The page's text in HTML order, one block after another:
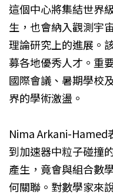
這個中心將集結世界
生，也會納入觀測宇
理論研究上的進展。
募各地優秀人才。重
國際會議、暑期學校
界的學術激盪。
Nima Arkani-Hamed
到加速器中粒子碰撞
產生，竟會與組合數
何關聯。對數學家來